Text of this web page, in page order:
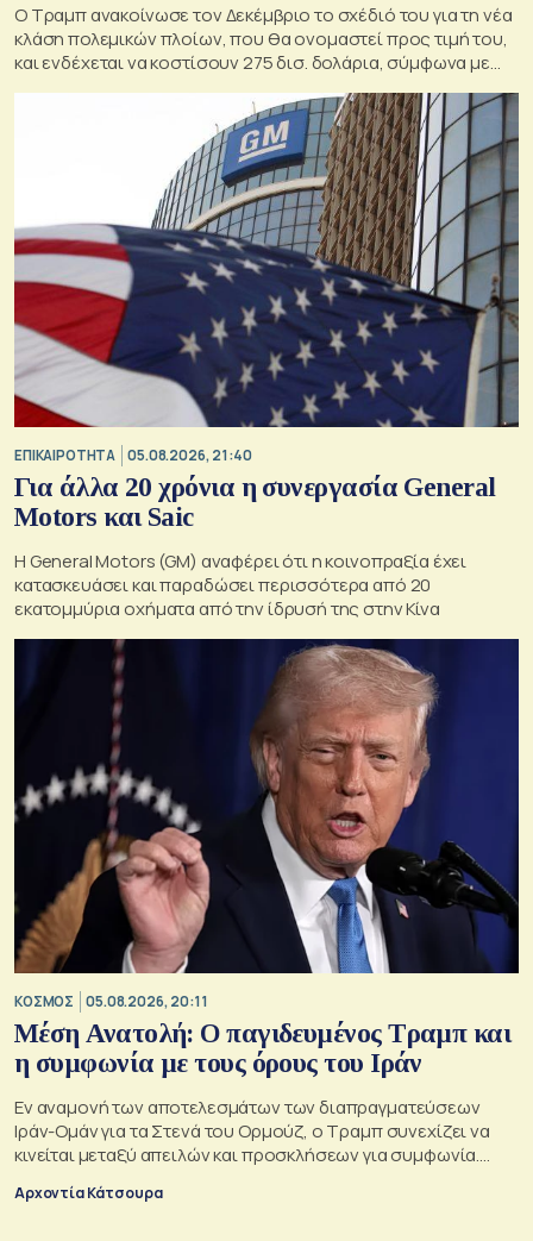
Ο Τραμπ ανακοίνωσε τον Δεκέμβριο το σχέδιό του για τη νέα
κλάση πολεμικών πλοίων, που θα ονομαστεί προς τιμή του,
και ενδέχεται να κοστίσουν 275 δισ. δολάρια, σύμφωνα με
ΕΠΙΚΑΙΡΟΤΗΤΑ 05.08.2026, 21:40
Για άλλα 20 χρόνια η συνεργασία General
Motors και Saic
Η General Motors (GM) αναφέρει ότι η κοινοπραξία έχει
κατασκευάσει και παραδώσει περισσότερα από 20
εκατομμύρια οχήματα από την ίδρυσή της στην Κίνα
ΚΟΣΜΟΣ 05.08.2026, 20:11
Μέση Ανατολή: Ο παγιδευμένος Τραμπ και
η συμφωνία με τους όρους του Ιράν
Εν αναμονή των αποτελεσμάτων των διαπραγματεύσεων
Ιράν-Ομάν για τα Στενά του Ορμούζ, ο Τραμπ συνεχίζει να
κινείται μεταξύ απειλών και προσκλήσεων για συμφωνία.
Μουσκάτ και Τεχεράνη.
Αρχοντία Κάτσουρα